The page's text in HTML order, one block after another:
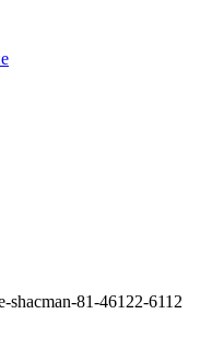
shacman-81-46122-6112